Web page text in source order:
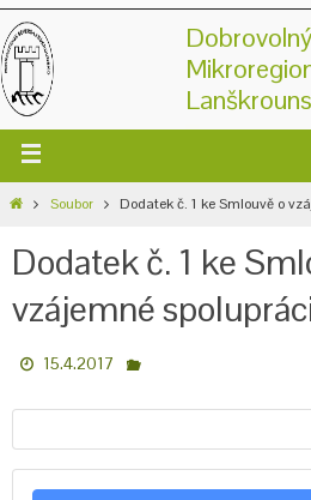
Soubor Dodatek č. 1 ke Smlouvě o
Dodatek č. 1 ke
vzájemné
15.4.2017